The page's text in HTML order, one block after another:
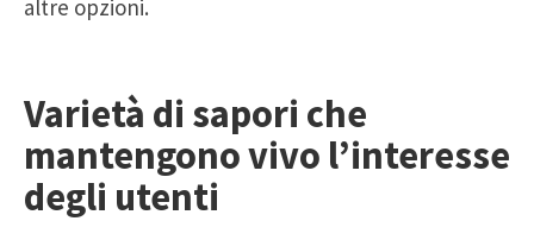
altre opzioni.
Varietà di sapori che
mantengono vivo l’interesse
degli utenti